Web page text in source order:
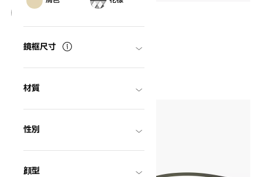
鏡框尺寸
材質
性別
顔型
僅顯示有庫存商品
MV2006N-5S C4 /